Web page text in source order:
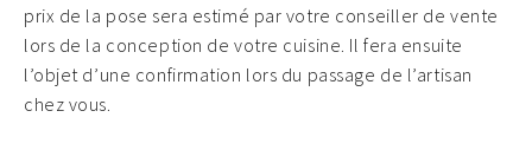
prix de la pose sera estimé par votre conseiller de vente
lors de la conception de votre cuisine. Il fera ensuite
l’objet d’une confirmation lors du passage de l’artisan
chez vous.